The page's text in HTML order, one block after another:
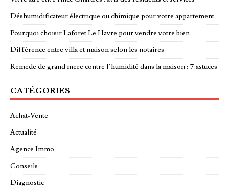
Déshumidificateur électrique ou chimique pour votre appartement
Pourquoi choisir Laforet Le Havre pour vendre votre bien
Différence entre villa et maison selon les notaires
Remede de grand mere contre l’humidité dans la maison : 7 astuces
CATÉGORIES
Achat-Vente
Actualité
Agence Immo
Conseils
Diagnostic